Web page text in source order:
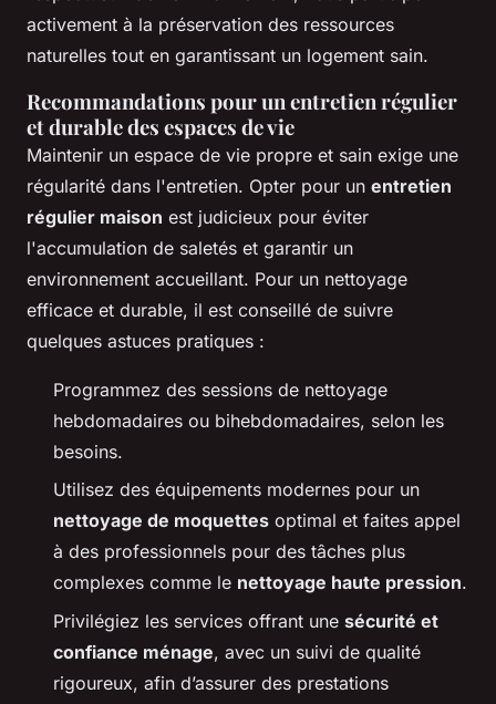
activement à la préservation des ressources
naturelles tout en garantissant un logement sain.
Recommandations pour un entretien régulier
et durable des espaces de vie
Maintenir un espace de vie propre et sain exige une
régularité dans l'entretien. Opter pour un entretien
régulier maison est judicieux pour éviter
l'accumulation de saletés et garantir un
environnement accueillant. Pour un nettoyage
efficace et durable, il est conseillé de suivre
quelques astuces pratiques :
Programmez des sessions de nettoyage
hebdomadaires ou bihebdomadaires, selon les
besoins.
Utilisez des équipements modernes pour un
nettoyage de moquettes optimal et faites appel
à des professionnels pour des tâches plus
complexes comme le nettoyage haute pression.
Privilégiez les services offrant une sécurité et
confiance ménage, avec un suivi de qualité
rigoureux, afin d’assurer des prestations